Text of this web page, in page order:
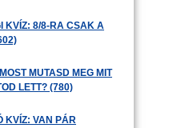
KVÍZ: 8/8-RA CSAK A
MUTASD MEG MIT
LETT? (780)
KVÍZ: VAN PÁR